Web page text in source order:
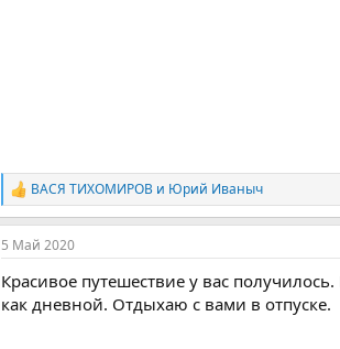
Р
е
а
к
и
и
ВАСЯ ТИХОМИРОВ и Юрий Иваныч
5 Май 2020
Красивое путешествие у вас
как дневной. Отдыхаю с вами в отпуске.